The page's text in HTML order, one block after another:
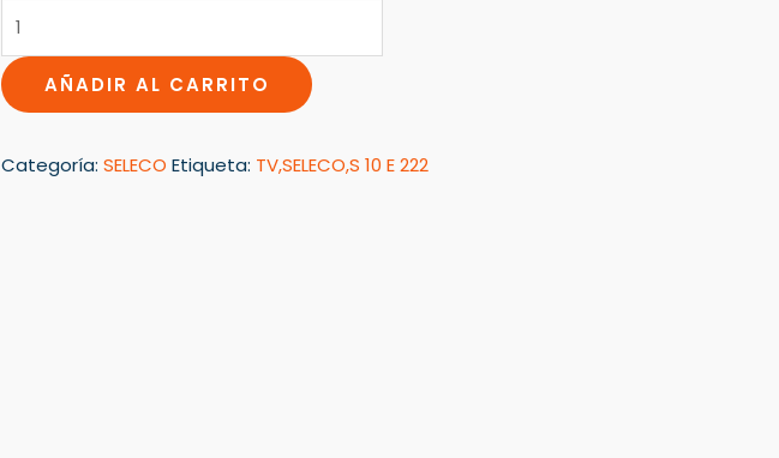
AÑADIR AL CARRITO
Categoría: SELECO Etiqueta: TV,SELECO,S 10 E 222